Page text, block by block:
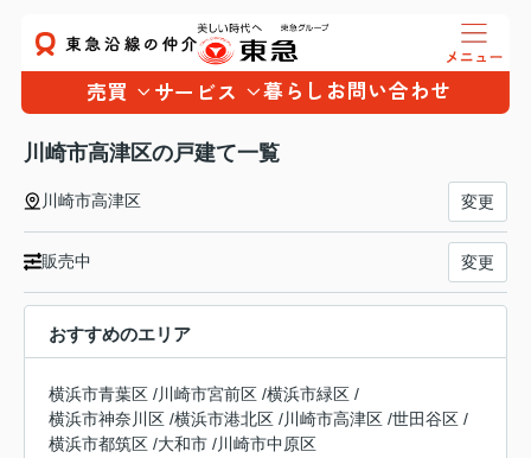
売買 サービス 暮らし お問い合わせ
川崎市高津区の戸建て一覧
川崎市高津区 変更
販売中 変更
おすすめのエリア
横浜市青葉区 /川崎市宮前区 /横浜市緑区 /
横浜市神奈川区 /横浜市港北区 /川崎市高津区 /世田谷区 /
横浜市都筑区 /大和市 /川崎市中原区